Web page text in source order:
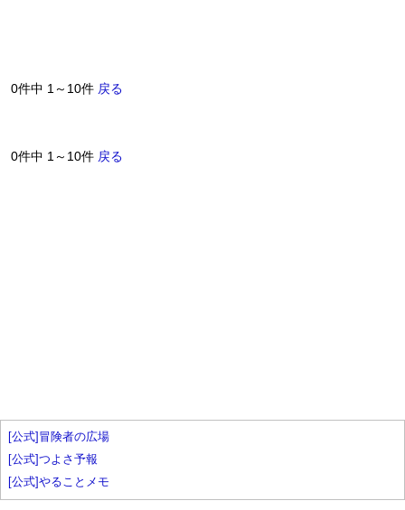
0件中 1～10件 戻る
0件中 1～10件 戻る
[公式]冒険者の広場
[公式]つよさ予報
[公式]やることメモ